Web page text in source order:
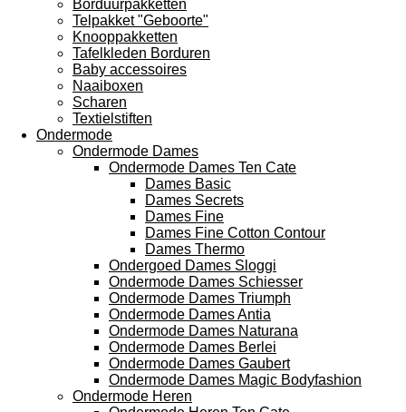
Borduurpakketten
Telpakket "Geboorte"
Knooppakketten
Tafelkleden Borduren
Baby accessoires
Naaiboxen
Scharen
Textielstiften
Ondermode
Ondermode Dames
Ondermode Dames Ten Cate
Dames Basic
Dames Secrets
Dames Fine
Dames Fine Cotton Contour
Dames Thermo
Ondergoed Dames Sloggi
Ondermode Dames Schiesser
Ondermode Dames Triumph
Ondermode Dames Antia
Ondermode Dames Naturana
Ondermode Dames Berlei
Ondermode Dames Gaubert
Ondermode Dames Magic Bodyfashion
Ondermode Heren